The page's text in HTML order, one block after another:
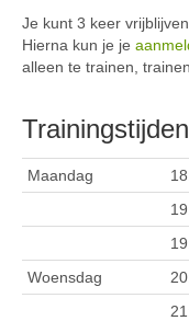
Je kunt 3 keer
Hierna kun je je
alleen te trainen,
Trainingstijden
Maandag
Woensdag